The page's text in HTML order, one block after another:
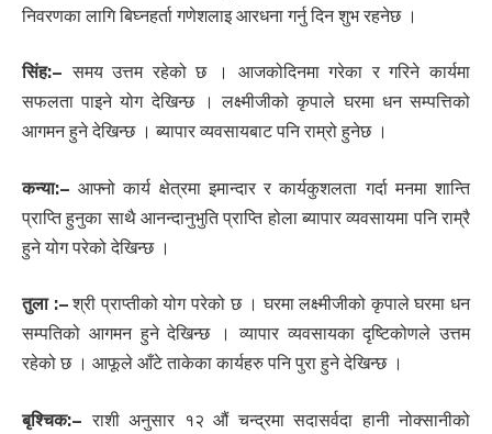
निवरणका लागि बिघ्नहर्ता गणेशलाइ आरधना गर्नु दिन शुभ रहनेछ ।
सिंह:– समय उत्तम रहेको छ । आजकोदिनमा गरेका र गरिने कार्यमा
सफलता पाइने योग देखिन्छ । लक्ष्मीजीको कृपाले घरमा धन सम्पत्तिको
आगमन हुने देखिन्छ । ब्यापार व्यवसायबाट पनि राम्रो हुनेछ ।
कन्या:– आफ्नो कार्य क्षेत्रमा इमान्दार र कार्यकुशलता गर्दा मनमा शान्ति
प्राप्ति हुनुका साथै आनन्दानुभुति प्राप्ति होला ब्यापार व्यवसायमा पनि राम्रै
हुने योग परेको देखिन्छ ।
तुला :–श्री प्राप्तीको योग परेको छ । घरमा लक्ष्मीजीको कृपाले घरमा धन
सम्पतिको आगमन हुने देखिन्छ । व्यापार व्यवसायका दृष्टिकोणले उत्तम
रहेको छ । आफूले आँटे ताकेका कार्यहरु पनि पुरा हुने देखिन्छ ।
बृश्चिक:– राशी अनुसार १२ औं चन्द्रमा सदासर्वदा हानी नोक्सानीको